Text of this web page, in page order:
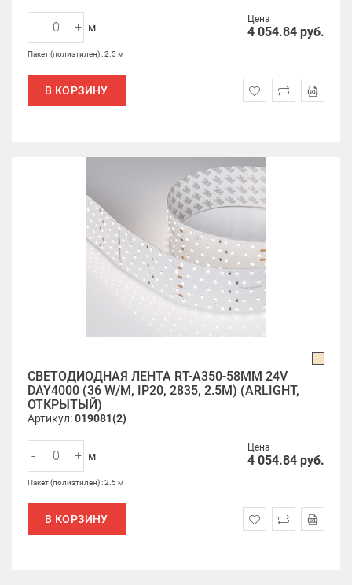
Цена
4 054.84 руб.
- + м
Пакет (полиэтилен) : 2.5 м
В КОРЗИНУ
СВЕТОДИОДНАЯ ЛЕНТА RT-A350-58MM 24V
DAY4000 (36 W/M, IP20, 2835, 2.5M) (ARLIGHT,
ОТКРЫТЫЙ)
Артикул:019081(2)
Цена
4 054.84 руб.
- + м
Пакет (полиэтилен) : 2.5 м
В КОРЗИНУ